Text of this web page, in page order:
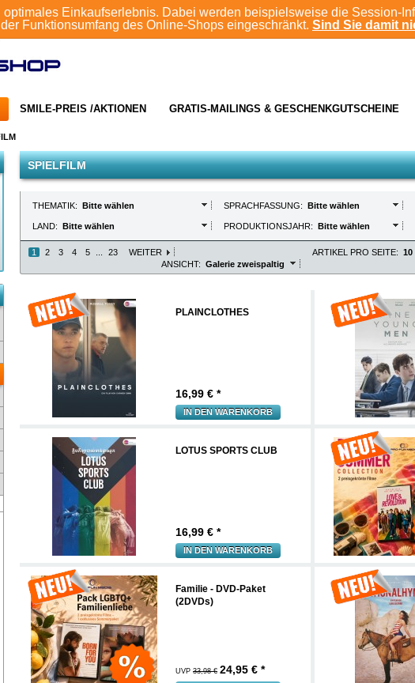
Einkaufserlebnis. Dabei werden beispielsweise die Session-
Funktionsumfang des Online-Shops eingeschränkt. Sind Sie damit
SMILE-PREIS /AKTIONEN GRATIS-MAILINGS & GESCHENKGUTSCHEINE
SPIELFILM
THEMATIK: Bitte wählen SPRACHFASSUNG: Bitte wählen
LAND: Bitte wählen PRODUKTIONSJAHR: Bitte wählen
1 2 3 4 5 23 WEITER ARTIKEL PRO SEITE: 10
ANSICHT: Galerie zweispaltig
PLAINCLOTHES
16,99 € *
IN DEN WARENKORB
LOTUS SPORTS CLUB
16,99 € *
IN DEN WARENKORB
Familie - DVD-Paket
(2DVDs)
UVP 33,98 € 24,95 € *